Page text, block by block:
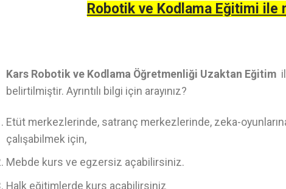
Robotik ve Kodlama Eğitimi ile
Kars Robotik ve Kodlama Öğretmenliği Uzaktan Eğitim
belirtilmiştir. Ayrıntılı bilgi için arayınız?
Etüt merkezlerinde, satranç merkezlerinde, zeka-
çalışabilmek için,
Mebde kurs ve egzersiz açabilirsiniz.
Halk eğitimlerde kurs açabilirsiniz